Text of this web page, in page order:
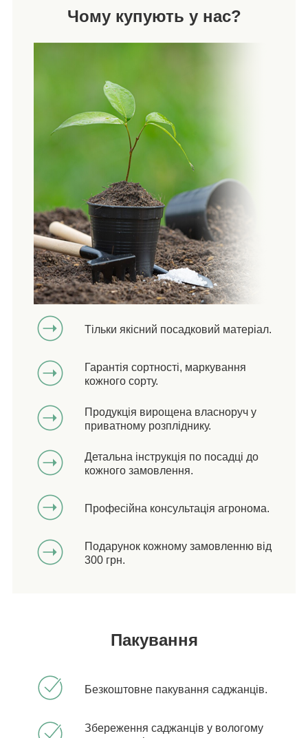
Чому купують у нас?
Тільки якісний посадковий матеріал.
Гарантія сортності, маркування
кожного сорту.
Продукція вирощена власноруч у
приватному розпліднику.
Детальна інструкція по посадці до
кожного замовлення.
Професійна консультація агронома.
Подарунок кожному замовленню від
300 грн.
Пакування
Безкоштовне пакування саджанців.
Збереження саджанців у вологому